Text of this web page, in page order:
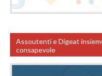
Assoutenti e Digeat
consapevole